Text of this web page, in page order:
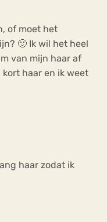
of moet het
🙂 Ik wil het heel
van mijn haar af
haar en ik weet
haar zodat ik